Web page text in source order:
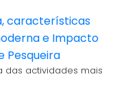
características
e Impacto
Pesqueira
das actividades mais